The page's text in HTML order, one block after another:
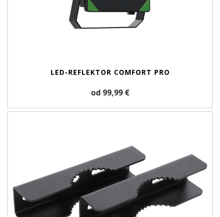
LED-REFLEKTOR COMFORT PRO
od 99,99 €